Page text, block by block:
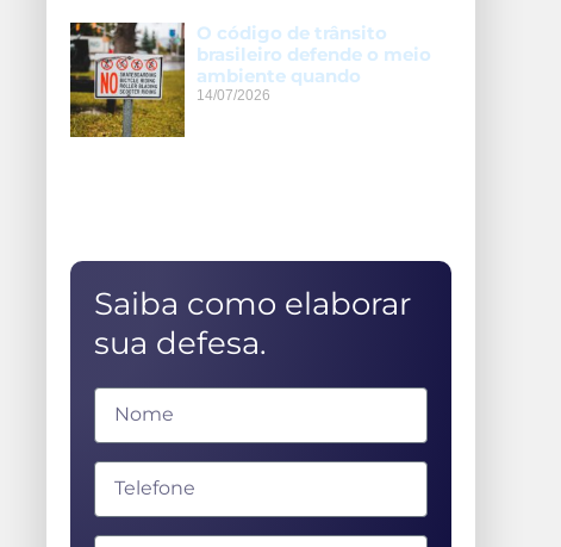
O código de trânsito
brasileiro defende o meio
ambiente quando
14/07/2026
Saiba como elaborar
sua defesa.